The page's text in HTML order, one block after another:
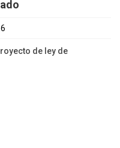
de ley de